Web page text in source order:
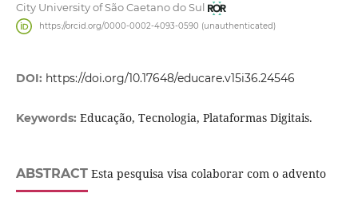
City University of São Caetano do Sul
https://orcid.org/0000-0002-4093-0590 (unauthenticated)
DOI: https://doi.org/10.17648/educare.v15i36.24546
Keywords: Educação, Tecnologia, Plataformas Digitais.
ABSTRACTEsta pesquisa visa colaborar com o advento